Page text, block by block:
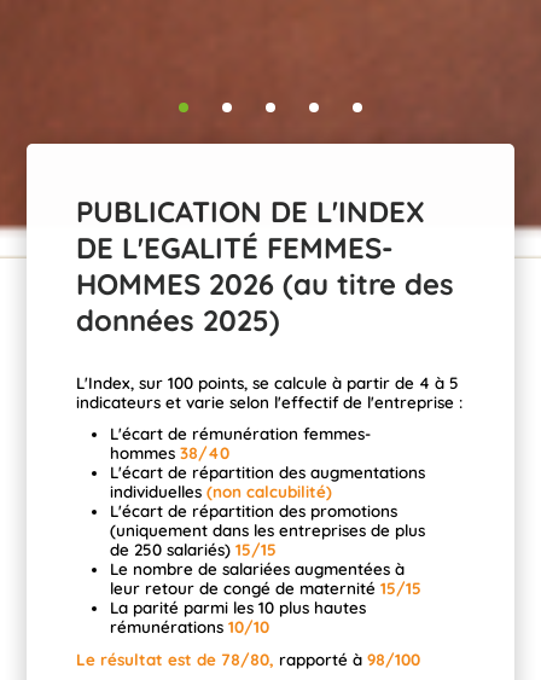
PUBLICATION DE L'INDEX
DE L'EGALITÉ FEMMES-
HOMMES 2026 (au titre des
données 2025)
L'Index, sur 100 points, se calcule à partir de 4 à 5
indicateurs et varie selon l'effectif de l'entreprise :
L'écart de rémunération femmes-
hommes38/40
L'écart de répartition des augmentations
individuelles (non calcubilité)
L'écart de répartition des promotions
(uniquement dans les entreprises de plus
de 250 salariés)15/15
Le nombre de salariées augmentées à
leur retour de congé de maternité15/15
La parité parmi les 10 plus hautes
rémunérations10/10
Le résultat est de 78/80, rapporté à98/100